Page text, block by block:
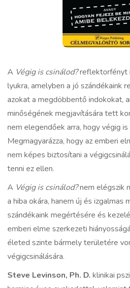
A Végig is csinálod?reflektorfényt
lyukra, amelyben a jó szándékaink
azokat a megdöbbentő indokokat,
minőségének megjavítására tett
nem elegendőek arra, hogy végig
Megmagyarázza, hogy az emberi
nem képes biztosítani a
tenni ez ellen.
A Végig is csinálod?nem elégszik
a hiba okára, hanem új és
szándékaink megértésére és
emberi elme szerkezeti
életed szinte bármely területére
végigcsinálására.
Steve Levinson, Ph. D. klinikai